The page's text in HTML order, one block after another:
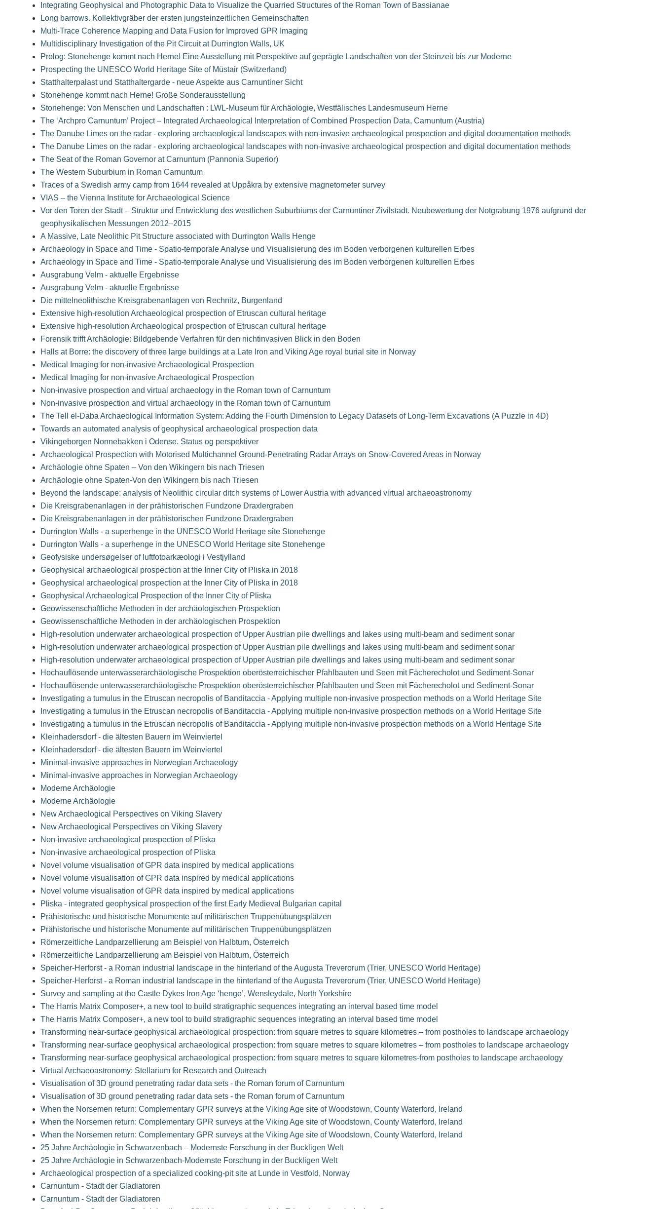
Integrating Geophysical and Photographic Data to Visualize the Quarried Structures of the Roman Town of Bassianae
Long barrows. Kollektivgräber der ersten jungsteinzeitlichen Gemeinschaften
Multi-Trace Coherence Mapping and Data Fusion for Improved GPR Imaging
Multidisciplinary Investigation of the Pit Circuit at Durrington Walls, UK
Prolog: Stonehenge kommt nach Herne! Eine Ausstellung mit Perspektive auf geprägte Landschaften von der Steinzeit bis zur Moderne
Prospecting the UNESCO World Heritage Site of Müstair (Switzerland)
Statthalterpalast und Statthaltergarde - neue Aspekte aus Carnuntiner Sicht
Stonehenge kommt nach Herne! Große Sonderausstellung
Stonehenge: Von Menschen und Landschaften : LWL-Museum für Archäologie, Westfälisches Landesmuseum Herne
The ‘Archpro Carnuntum’ Project – Integrated Archaeological Interpretation of Combined Prospection Data, Carnuntum (Austria)
The Danube Limes on the radar - exploring archaeological landscapes with non-invasive archaeological prospection and digital documentation methods
The Danube Limes on the radar - exploring archaeological landscapes with non-invasive archaeological prospection and digital documentation methods
The Seat of the Roman Governor at Carnuntum (Pannonia Superior)
The Western Suburbium in Roman Carnuntum
Traces of a Swedish army camp from 1644 revealed at Uppåkra by extensive magnetometer survey
VIAS – the Vienna Institute for Archaeological Science
Vor den Toren der Stadt – Struktur und Entwicklung des westlichen Suburbiums der Carnuntiner Zivilstadt. Neubewertung der Notgrabung 1976 aufgrund der
geophysikalischen Messungen 2012–2015
A Massive, Late Neolithic Pit Structure associated with Durrington Walls Henge
Archaeology in Space and Time - Spatio-temporale Analyse und Visualisierung des im Boden verborgenen kulturellen Erbes
Archaeology in Space and Time - Spatio-temporale Analyse und Visualisierung des im Boden verborgenen kulturellen Erbes
Ausgrabung Velm - aktuelle Ergebnisse
Ausgrabung Velm - aktuelle Ergebnisse
Die mittelneolithische Kreisgrabenanlagen von Rechnitz, Burgenland
Extensive high-resolution Archaeological prospection of Etruscan cultural heritage
Extensive high-resolution Archaeological prospection of Etruscan cultural heritage
Forensik trifft Archäologie: Bildgebende Verfahren für den nichtinvasiven Blick in den Boden
Halls at Borre: the discovery of three large buildings at a Late Iron and Viking Age royal burial site in Norway
Medical Imaging for non-invasive Archaeological Prospection
Medical Imaging for non-invasive Archaeological Prospection
Non-invasive prospection and virtual archaeology in the Roman town of Carnuntum
Non-invasive prospection and virtual archaeology in the Roman town of Carnuntum
The Tell el-Daba Archaeological Information System: Adding the Fourth Dimension to Legacy Datasets of Long-Term Excavations (A Puzzle in 4D)
Towards an automated analysis of geophysical archaeological prospection data
Vikingeborgen Nonnebakken i Odense. Status og perspektiver
Archaeological Prospection with Motorised Multichannel Ground-Penetrating Radar Arrays on Snow-Covered Areas in Norway
Archäologie ohne Spaten – Von den Wikingern bis nach Triesen
Archäologie ohne Spaten-Von den Wikingern bis nach Triesen
Beyond the landscape: analysis of Neolithic circular ditch systems of Lower Austria with advanced virtual archaeoastronomy
Die Kreisgrabenanlagen in der prähistorischen Fundzone Draxlergraben
Die Kreisgrabenanlagen in der prähistorischen Fundzone Draxlergraben
Durrington Walls - a superhenge in the UNESCO World Heritage site Stonehenge
Durrington Walls - a superhenge in the UNESCO World Heritage site Stonehenge
Geofysiske undersøgelser of luftfotoarkæologi i Vestjylland
Geophysical archaeological prospection at the Inner City of Pliska in 2018
Geophysical archaeological prospection at the Inner City of Pliska in 2018
Geophysical Archaeological Prospection of the Inner City of Pliska
Geowissenschaftliche Methoden in der archäologischen Prospektion
Geowissenschaftliche Methoden in der archäologischen Prospektion
High-resolution underwater archaeological prospection of Upper Austrian pile dwellings and lakes using multi-beam and sediment sonar
High-resolution underwater archaeological prospection of Upper Austrian pile dwellings and lakes using multi-beam and sediment sonar
High-resolution underwater archaeological prospection of Upper Austrian pile dwellings and lakes using multi-beam and sediment sonar
Hochauflösende unterwasserarchäologische Prospektion oberösterreichischer Pfahlbauten und Seen mit Fächerecholot und Sediment-Sonar
Hochauflösende unterwasserarchäologische Prospektion oberösterreichischer Pfahlbauten und Seen mit Fächerecholot und Sediment-Sonar
Investigating a tumulus in the Etruscan necropolis of Banditaccia - Applying multiple non-invasive prospection methods on a World Heritage Site
Investigating a tumulus in the Etruscan necropolis of Banditaccia - Applying multiple non-invasive prospection methods on a World Heritage Site
Investigating a tumulus in the Etruscan necropolis of Banditaccia - Applying multiple non-invasive prospection methods on a World Heritage Site
Kleinhadersdorf - die ältesten Bauern im Weinviertel
Kleinhadersdorf - die ältesten Bauern im Weinviertel
Minimal-invasive approaches in Norwegian Archaeology
Minimal-invasive approaches in Norwegian Archaeology
Moderne Archäologie
Moderne Archäologie
New Archaeological Perspectives on Viking Slavery
New Archaeological Perspectives on Viking Slavery
Non-invasive archaeological prospection of Pliska
Non-invasive archaeological prospection of Pliska
Novel volume visualisation of GPR data inspired by medical applications
Novel volume visualisation of GPR data inspired by medical applications
Novel volume visualisation of GPR data inspired by medical applications
Pliska - integrated geophysical prospection of the first Early Medieval Bulgarian capital
Prähistorische und historische Monumente auf militärischen Truppenübungsplätzen
Prähistorische und historische Monumente auf militärischen Truppenübungsplätzen
Römerzeitliche Landparzellierung am Beispiel von Halbturn, Österreich
Römerzeitliche Landparzellierung am Beispiel von Halbturn, Österreich
Speicher-Herforst - a Roman industrial landscape in the hinterland of the Augusta Treverorum (Trier, UNESCO World Heritage)
Speicher-Herforst - a Roman industrial landscape in the hinterland of the Augusta Treverorum (Trier, UNESCO World Heritage)
Survey and sampling at the Castle Dykes Iron Age ‘henge’, Wensleydale, North Yorkshire
The Harris Matrix Composer+, a new tool to build stratigraphic sequences integrating an interval based time model
The Harris Matrix Composer+, a new tool to build stratigraphic sequences integrating an interval based time model
Transforming near-surface geophysical archaeological prospection: from square metres to square kilometres – from postholes to landscape archaeology
Transforming near-surface geophysical archaeological prospection: from square metres to square kilometres – from postholes to landscape archaeology
Transforming near-surface geophysical archaeological prospection: from square metres to square kilometres-from postholes to landscape archaeology
Virtual Archaeoastronomy: Stellarium for Research and Outreach
Visualisation of 3D ground penetrating radar data sets - the Roman forum of Carnuntum
Visualisation of 3D ground penetrating radar data sets - the Roman forum of Carnuntum
When the Norsemen return: Complementary GPR surveys at the Viking Age site of Woodstown, County Waterford, Ireland
When the Norsemen return: Complementary GPR surveys at the Viking Age site of Woodstown, County Waterford, Ireland
When the Norsemen return: Complementary GPR surveys at the Viking Age site of Woodstown, County Waterford, Ireland
25 Jahre Archäologie in Schwarzenbach – Modernste Forschung in der Buckligen Welt
25 Jahre Archäologie in Schwarzenbach-Modernste Forschung in der Buckligen Welt
Archaeological prospection of a specialized cooking-pit site at Lunde in Vestfold, Norway
Carnuntum - Stadt der Gladiatoren
Carnuntum - Stadt der Gladiatoren